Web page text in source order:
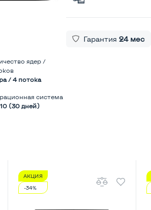
ядер /
/ 4 потока
система
(30 дней)
Гарантия 24 мес
АКЦИЯ
-34%